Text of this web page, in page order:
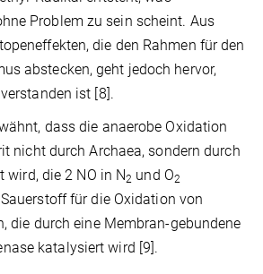
Problem zu sein scheint. Aus
die den Rahmen für den
abstecken, geht jedoch hervor,
ist [8].
dass die anaerobe Oxidation
nicht durch Archaea, sondern durch
wird, die 2 NO in N2 und O2
für die Oxidation von
die durch eine Membran-gebundene
katalysiert wird [9].